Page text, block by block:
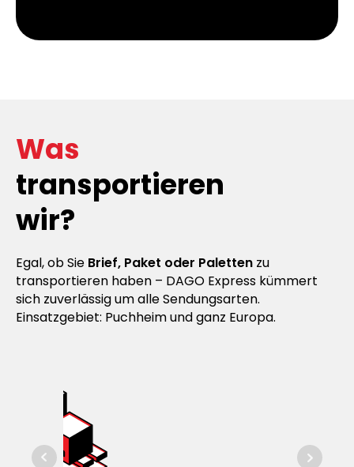
Was
transportieren
wir?
Egal, ob Sie Brief, Paket oder Paletten zu
transportieren haben – DAGO Express kümmert
sich zuverlässig um alle Sendungsarten.
Einsatzgebiet: Puchheim und ganz Europa.